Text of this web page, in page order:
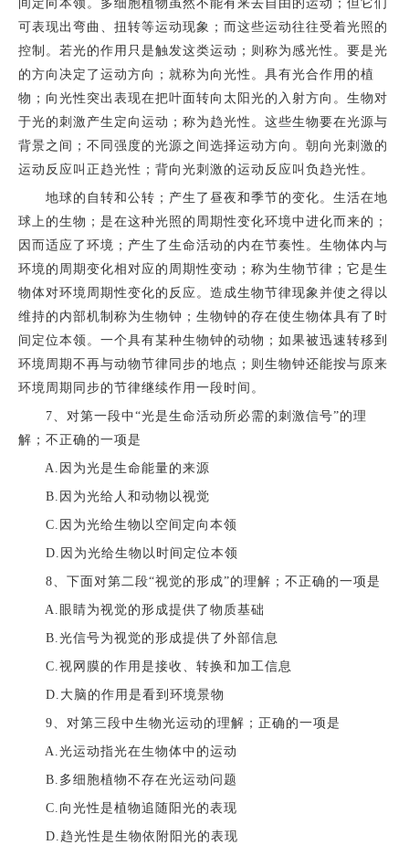
间定向本领。多细胞植物虽然不能有来去自由的运动；但它们
可表现出弯曲、扭转等运动现象；而这些运动往往受着光照的
控制。若光的作用只是触发这类运动；则称为感光性。要是光
的方向决定了运动方向；就称为向光性。具有光合作用的植
物；向光性突出表现在把叶面转向太阳光的入射方向。生物对
于光的刺激产生定向运动；称为趋光性。这些生物要在光源与
背景之间；不同强度的光源之间选择运动方向。朝向光刺激的
运动反应叫正趋光性；背向光刺激的运动反应叫负趋光性。
地球的自转和公转；产生了昼夜和季节的变化。生活在地
球上的生物；是在这种光照的周期性变化环境中进化而来的；
因而适应了环境；产生了生命活动的内在节奏性。生物体内与
环境的周期变化相对应的周期性变动；称为生物节律；它是生
物体对环境周期性变化的反应。造成生物节律现象并使之得以
维持的内部机制称为生物钟；生物钟的存在使生物体具有了时
间定位本领。一个具有某种生物钟的动物；如果被迅速转移到
环境周期不再与动物节律同步的地点；则生物钟还能按与原来
环境周期同步的节律继续作用一段时间。
7、对第一段中“光是生命活动所必需的刺激信号”的理
解；不正确的一项是
A.因为光是生命能量的来源
B.因为光给人和动物以视觉
C.因为光给生物以空间定向本领
D.因为光给生物以时间定位本领
8、下面对第二段“视觉的形成”的理解；不正确的一项是
A.眼睛为视觉的形成提供了物质基础
B.光信号为视觉的形成提供了外部信息
C.视网膜的作用是接收、转换和加工信息
D.大脑的作用是看到环境景物
9、对第三段中生物光运动的理解；正确的一项是
A.光运动指光在生物体中的运动
B.多细胞植物不存在光运动问题
C.向光性是植物追随阳光的表现
D.趋光性是生物依附阳光的表现